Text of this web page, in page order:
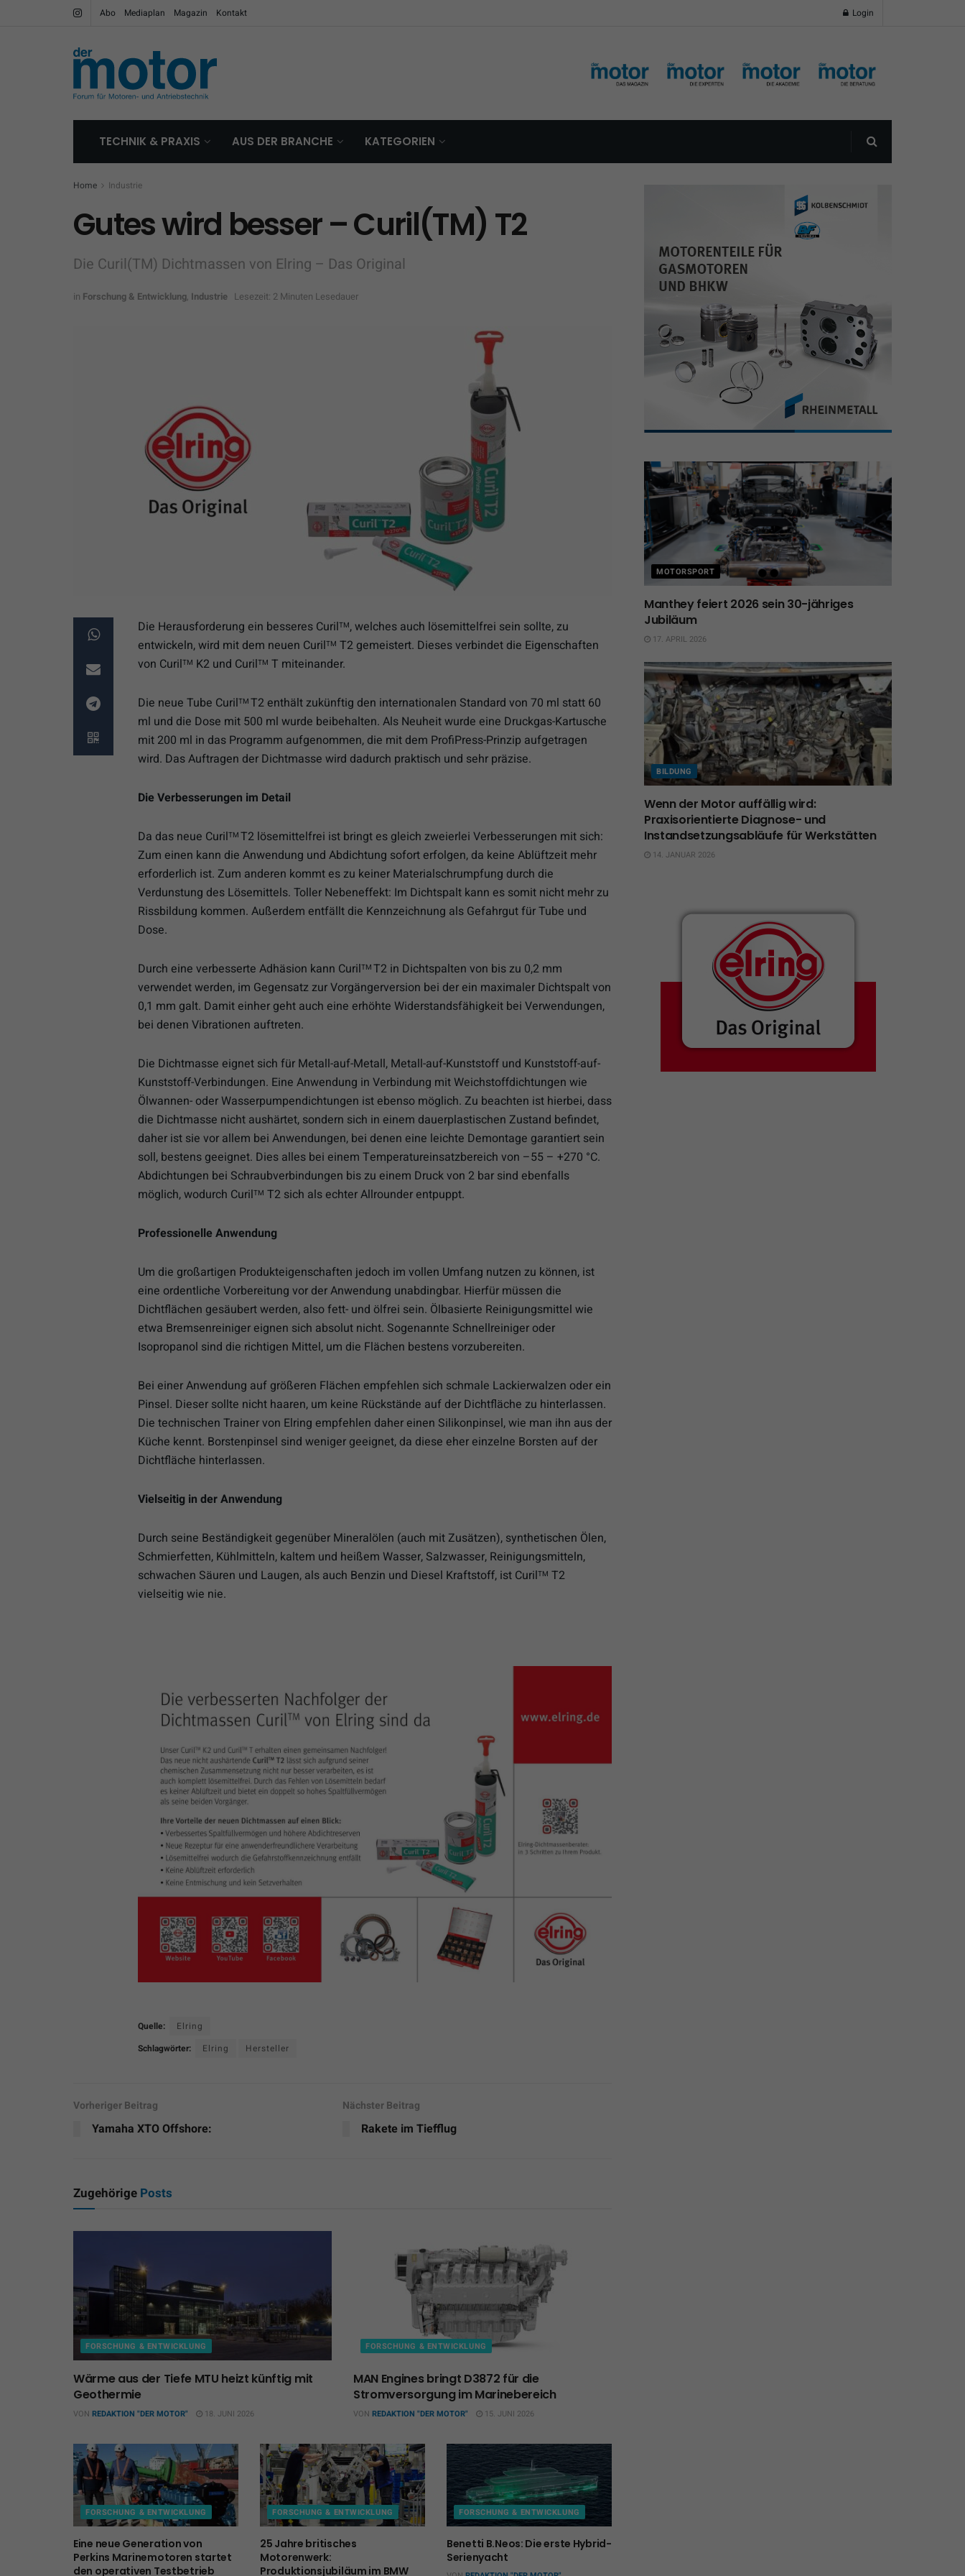
Abo Mediaplan Magazin Kontakt Login
TECHNIK & PRAXIS AUS DER BRANCHE KATEGORIEN
Home Industrie
Gutes wird besser – Curil(TM) T2
Die Curil(TM) Dichtmassen von Elring – Das Original
in Forschung & Entwicklung, Industrie Lesezeit: 2 Minuten Lesedauer
Die Herausforderung ein besseres CurilTM, welches auch lösemittelfrei sein sollte, zu
entwickeln, wird mit dem neuen CurilTM T2 gemeistert. Dieses verbindet die Eigenschaften
von CurilTM K2 und CurilTM T miteinander.
Die neue Tube CurilTM T2 enthält zukünftig den internationalen Standard von 70 ml statt 60
ml und die Dose mit 500 ml wurde beibehalten. Als Neuheit wurde eine Druckgas-Kartusche
mit 200 ml in das Programm aufgenommen, die mit dem ProfiPress-Prinzip aufgetragen
wird. Das Auftragen der Dichtmasse wird dadurch praktisch und sehr präzise.
Die Verbesserungen im Detail
Da das neue CurilTM T2 lösemittelfrei ist bringt es gleich zweierlei Verbesserungen mit sich:
Zum einen kann die Anwendung und Abdichtung sofort erfolgen, da keine Ablüftzeit mehr
erforderlich ist. Zum anderen kommt es zu keiner Materialschrumpfung durch die
Verdunstung des Lösemittels. Toller Nebeneffekt: Im Dichtspalt kann es somit nicht mehr zu
Rissbildung kommen. Außerdem entfällt die Kennzeichnung als Gefahrgut für Tube und
Dose.
Durch eine verbesserte Adhäsion kann CurilTM T2 in Dichtspalten von bis zu 0,2 mm
verwendet werden, im Gegensatz zur Vorgängerversion bei der ein maximaler Dichtspalt von
0,1 mm galt. Damit einher geht auch eine erhöhte Widerstandsfähigkeit bei Verwendungen,
bei denen Vibrationen auftreten.
Die Dichtmasse eignet sich für Metall-auf-Metall, Metall-auf-Kunststoff und Kunststoff-auf-
Kunststoff-Verbindungen. Eine Anwendung in Verbindung mit Weichstoffdichtungen wie
Ölwannen- oder Wasserpumpendichtungen ist ebenso möglich. Zu beachten ist hierbei, dass
die Dichtmasse nicht aushärtet, sondern sich in einem dauerplastischen Zustand befindet,
daher ist sie vor allem bei Anwendungen, bei denen eine leichte Demontage garantiert sein
soll, bestens geeignet. Dies alles bei einem Temperatureinsatzbereich von –55 – +270 °C.
Abdichtungen bei Schraubverbindungen bis zu einem Druck von 2 bar sind ebenfalls
möglich, wodurch CurilTM T2 sich als echter Allrounder entpuppt.
Professionelle Anwendung
Um die großartigen Produkteigenschaften jedoch im vollen Umfang nutzen zu können, ist
eine ordentliche Vorbereitung vor der Anwendung unabdingbar. Hierfür müssen die
Dichtflächen gesäubert werden, also fett- und ölfrei sein. Ölbasierte Reinigungsmittel wie
etwa Bremsenreiniger eignen sich absolut nicht. Sogenannte Schnellreiniger oder
Isopropanol sind die richtigen Mittel, um die Flächen bestens vorzubereiten.
Bei einer Anwendung auf größeren Flächen empfehlen sich schmale Lackierwalzen oder ein
Pinsel. Dieser sollte nicht haaren, um keine Rückstände auf der Dichtfläche zu hinterlassen.
Die technischen Trainer von Elring empfehlen daher einen Silikonpinsel, wie man ihn aus der
Küche kennt. Borstenpinsel sind weniger geeignet, da diese eher einzelne Borsten auf der
Dichtfläche hinterlassen.
Vielseitig in der Anwendung
Durch seine Beständigkeit gegenüber Mineralölen (auch mit Zusätzen), synthetischen Ölen,
Schmierfetten, Kühlmitteln, kaltem und heißem Wasser, Salzwasser, Reinigungsmitteln,
schwachen Säuren und Laugen, als auch Benzin und Diesel Kraftstoff, ist CurilTM T2
vielseitig wie nie.
Quelle:
Elring
Schlagwörter:
Elring Hersteller
Vorheriger Beitrag
Yamaha XTO Offshore:
Nächster Beitrag
Rakete im Tiefflug
Zugehörige Posts
FORSCHUNG & ENTWICKLUNG
Wärme aus der Tiefe MTU heizt künftig mit
Geothermie
VON REDAKTION "DER MOTOR" 18. JUNI 2026
FORSCHUNG & ENTWICKLUNG
MAN Engines bringt D3872 für die
Stromversorgung im Marinebereich
VON REDAKTION "DER MOTOR" 15. JUNI 2026
FORSCHUNG & ENTWICKLUNG
Eine neue Generation von
Perkins Marinemotoren startet
den operativen Testbetrieb
FORSCHUNG & ENTWICKLUNG
25 Jahre britisches
Motorenwerk:
Produktionsjubiläum im BMW
FORSCHUNG & ENTWICKLUNG
Benetti B.Neos: Die erste Hybrid-
Serienyacht
MOTORSPORT
Manthey feiert 2026 sein 30-jähriges
Jubiläum
17. APRIL 2026
BILDUNG
Wenn der Motor auffällig wird:
Praxisorientierte Diagnose- und
Instandsetzungsabläufe für Werkstätten
14. JANUAR 2026